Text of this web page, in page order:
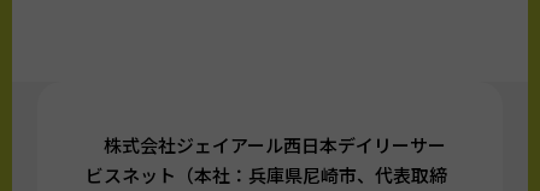
株式会社ジェイアール西日本デイリーサー
ビスネット（本社：兵庫県尼崎市、代表取締